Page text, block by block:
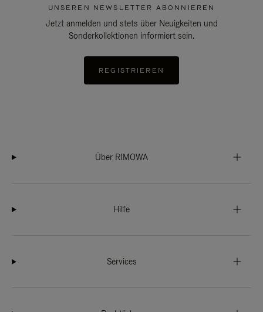
UNSEREN NEWSLETTER ABONNIEREN
Jetzt anmelden und stets über Neuigkeiten und
Sonderkollektionen informiert sein.
REGISTRIEREN
Über RIMOWA
Hilfe
Services